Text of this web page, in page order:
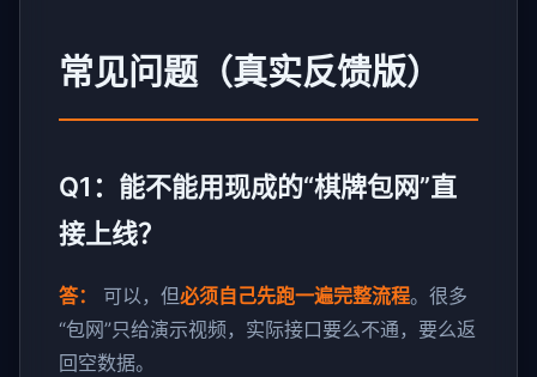
常见问题（真实反馈版）
Q1：能不能用现成的“棋牌包网”直
接上线？
答： 可以，但必须自己先跑一遍完整流程。很多
“包网”只给演示视频，实际接口要么不通，要么返
回空数据。